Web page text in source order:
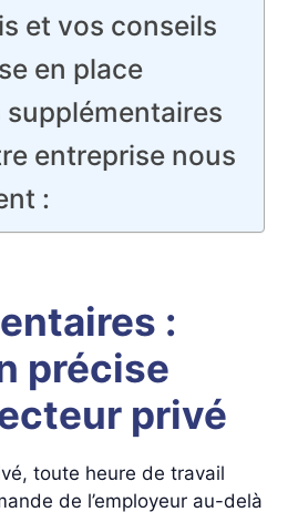
et vos conseils
en place
supplémentaires
entreprise nous
:
:
précise
privé
toute heure de travail
de l’employeur au-delà